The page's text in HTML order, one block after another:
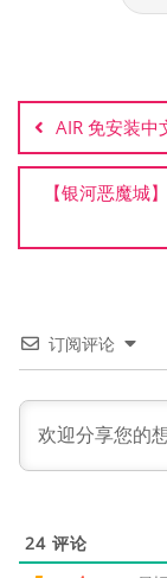
章
导
航
AIR 免安装中
【银河恶魔城
订阅评论
24 评论